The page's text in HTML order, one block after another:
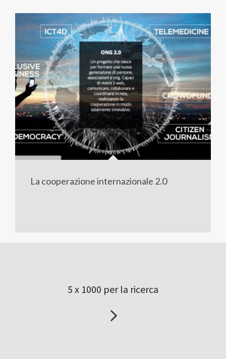
La cooperazione internazionale 2.0
5 x 1000 per la ricerca